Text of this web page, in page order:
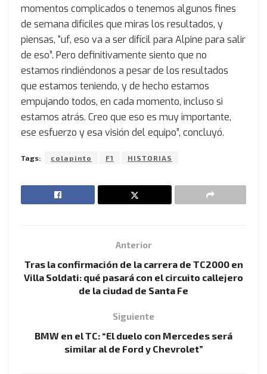
momentos complicados o tenemos algunos fines
de semana difíciles que miras los resultados, y
piensas, “uf, eso va a ser difícil para Alpine para salir
de eso”. Pero definitivamente siento que no
estamos rindiéndonos a pesar de los resultados
que estamos teniendo, y de hecho estamos
empujando todos, en cada momento, incluso si
estamos atrás. Creo que eso es muy importante,
ese esfuerzo y esa visión del equipo”, concluyó.
Tags: colapinto F1 HISTORIAS
Anterior
Tras la confirmación de la carrera de TC2000 en
Villa Soldati: qué pasará con el circuito callejero
de la ciudad de Santa Fe
Siguiente
BMW en el TC: “El duelo con Mercedes será
similar al de Ford y Chevrolet”